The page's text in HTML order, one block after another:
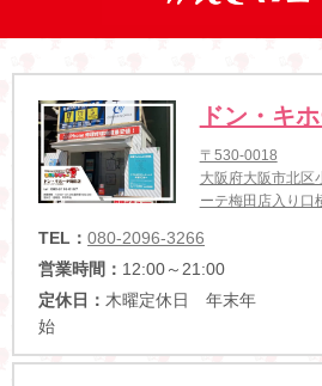
ドン・キ
〒530-0018
大阪府大阪市北
ーテ梅田店入り口
TEL： 080-2096-3266
営業時間： 12:00～21:00
定休日： 木曜定休日 年末年
始